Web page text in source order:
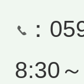
：
8:30